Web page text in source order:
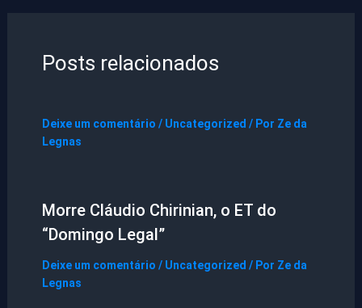
Posts relacionados
Deixe um comentário / Uncategorized / Por Ze da
Legnas
Morre Cláudio Chirinian, o ET do
“Domingo Legal”
Deixe um comentário / Uncategorized / Por Ze da
Legnas